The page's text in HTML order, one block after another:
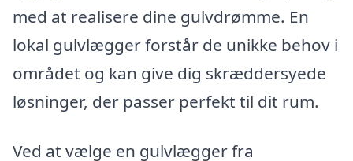
med at realisere dine gulvdrømme. En
lokal gulvlægger forstår de unikke behov i
området og kan give dig skræddersyede
løsninger, der passer perfekt til dit rum.
Ved at vælge en gulvlægger fra